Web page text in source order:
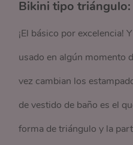
Bikini tipo triángulo:
¡El básico por excelencia!
usado en algún momento
vez cambian los
de vestido de baño es el
forma de triángulo y la